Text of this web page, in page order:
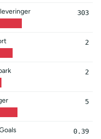
303
2
2
5
0.39